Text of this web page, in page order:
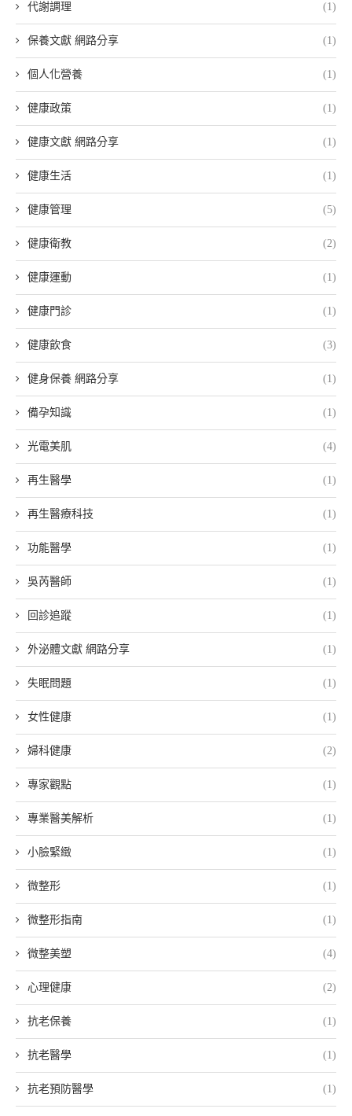
代謝調理 (1)
保養文獻 網路分享 (1)
個人化營養 (1)
健康政策 (1)
健康文獻 網路分享 (1)
健康生活 (1)
健康管理 (5)
健康衛教 (2)
健康運動 (1)
健康門診 (1)
健康飲食 (3)
健身保養 網路分享 (1)
備孕知識 (1)
光電美肌 (4)
再生醫學 (1)
再生醫療科技 (1)
功能醫學 (1)
吳芮醫師 (1)
回診追蹤 (1)
外泌體文獻 網路分享 (1)
失眠問題 (1)
女性健康 (1)
婦科健康 (2)
專家觀點 (1)
專業醫美解析 (1)
小臉緊緻 (1)
微整形 (1)
微整形指南 (1)
微整美塑 (4)
心理健康 (2)
抗老保養 (1)
抗老醫學 (1)
抗老預防醫學 (1)